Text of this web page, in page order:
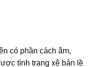
có phần cách âm,
tình trạng xệ bản lề